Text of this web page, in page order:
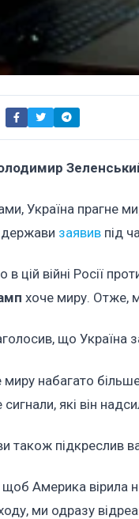
Україна прагне
заявив під
цій війні Росії
хоче миру. Отже,
що Україна
миру набагато
сигнали, які він
також підкреслив
Америка вірила
ми одразу